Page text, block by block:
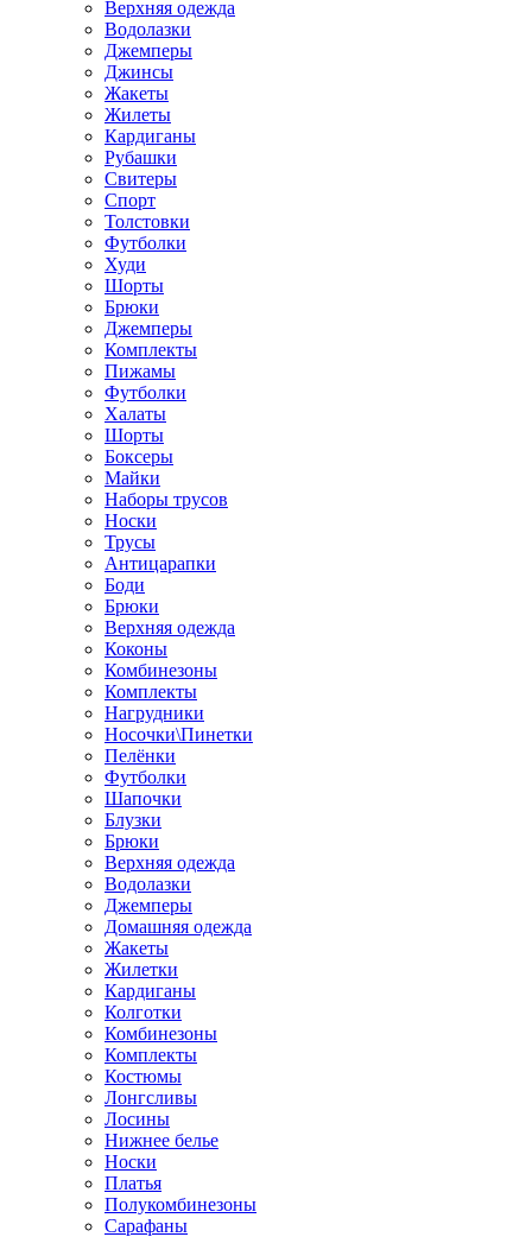
Верхняя одежда
Водолазки
Джемперы
Джинсы
Жакеты
Жилеты
Кардиганы
Рубашки
Свитеры
Спорт
Толстовки
Футболки
Худи
Шорты
Брюки
Джемперы
Комплекты
Пижамы
Футболки
Халаты
Шорты
Боксеры
Майки
Наборы трусов
Носки
Трусы
Антицарапки
Боди
Брюки
Верхняя одежда
Коконы
Комбинезоны
Комплекты
Нагрудники
Носочки\Пинетки
Пелёнки
Футболки
Шапочки
Блузки
Брюки
Верхняя одежда
Водолазки
Джемперы
Домашняя одежда
Жакеты
Жилетки
Кардиганы
Колготки
Комбинезоны
Комплекты
Костюмы
Лонгсливы
Лосины
Нижнее белье
Носки
Платья
Полукомбинезоны
Сарафаны